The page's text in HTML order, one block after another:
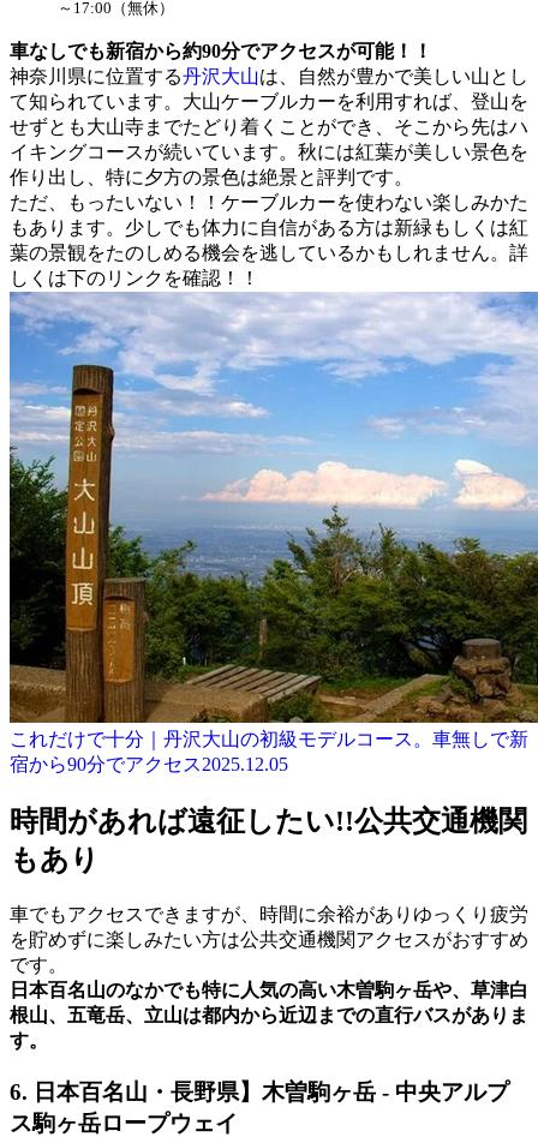
～17:00（無休）
車なしでも新宿から約90分でアクセスが可能！！
神奈川県に位置する丹沢大山は、自然が豊かで美しい山とし
て知られています。大山ケーブルカーを利用すれば、登山を
せずとも大山寺までたどり着くことができ、そこから先はハ
イキングコースが続いています。秋には紅葉が美しい景色を
作り出し、特に夕方の景色は絶景と評判です。
ただ、もったいない！！ケーブルカーを使わない楽しみかた
もあります。少しでも体力に自信がある方は新緑もしくは紅
葉の景観をたのしめる機会を逃しているかもしれません。詳
しくは下のリンクを確認！！
これだけで十分｜丹沢大山の初級モデルコース。車無しで新
宿から90分でアクセス2025.12.05
時間があれば遠征したい!!公共交通機関
もあり
車でもアクセスできますが、時間に余裕がありゆっくり疲労
を貯めずに楽しみたい方は公共交通機関アクセスがおすすめ
です。
日本百名山のなかでも特に人気の高い木曽駒ヶ岳や、草津白
根山、五竜岳、立山は都内から近辺までの直行バスがありま
す。
6. 日本百名山・長野県】木曽駒ヶ岳 - 中央アルプ
ス駒ヶ岳ロープウェイ